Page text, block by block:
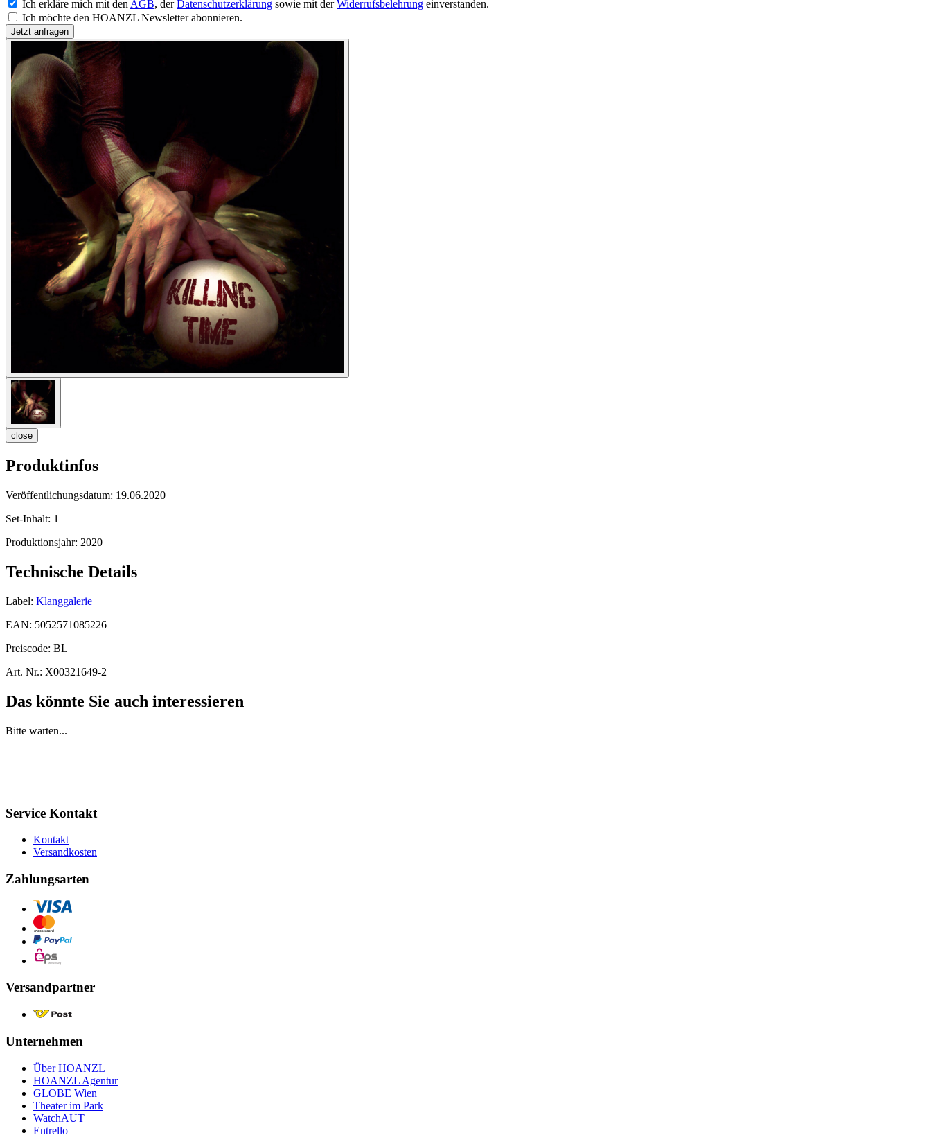
Ich erkläre mich mit den AGB, derDatenschutzerklärung sowie mit derWiderrufsbelehrung einverstanden.
Ich möchte den HOANZL Newsletter abonnieren.
close
Produktinfos
Veröffentlichungsdatum: 19.06.2020
Set-Inhalt: 1
Produktionsjahr: 2020
Technische Details
Label: Klanggalerie
EAN: 5052571085226
Preiscode: BL
Art. Nr.: X00321649-2
Das könnte Sie auch interessieren
Bitte warten...
Service Kontakt
Kontakt
Versandkosten
Zahlungsarten
Versandpartner
Unternehmen
Über HOANZL
HOANZL Agentur
GLOBE Wien
Theater im Park
WatchAUT
Entrello